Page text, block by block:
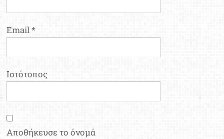
Email*
Ιστότοπος
Αποθήκευσε το όνομά